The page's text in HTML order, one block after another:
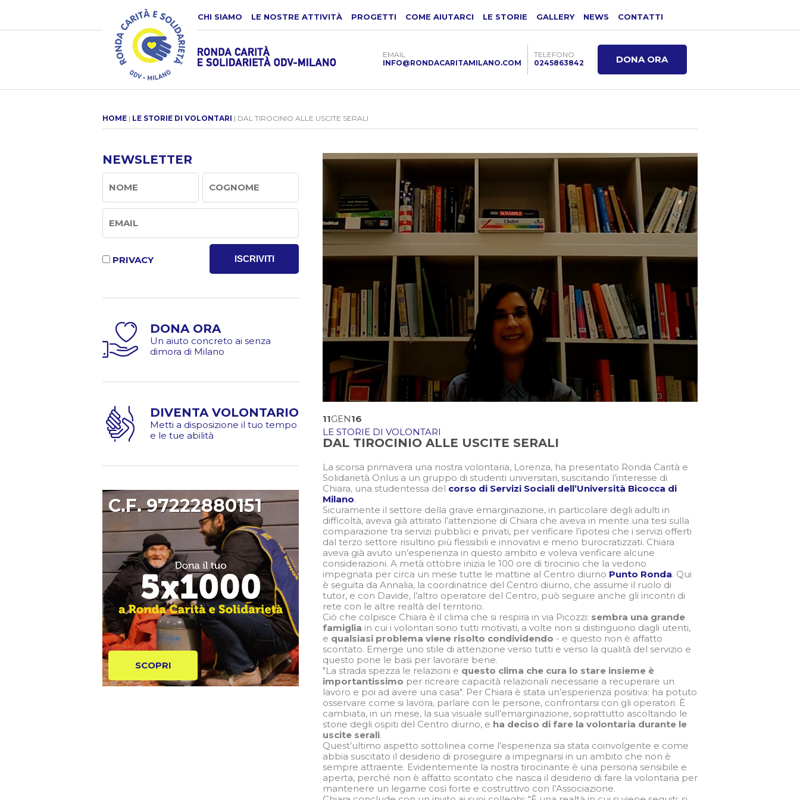
CHI SIAMO LE NOSTRE ATTIVITÀ PROGETTI COME AIUTARCI LE STORIE GALLERY NEWS CONTATTI
EMAIL
INFO@RONDACARITAMILANO.COM
TELEFONO
0245863842
DONA ORA
HOME | LE STORIE DI VOLONTARI | DAL TIROCINIO ALLE USCITE SERALI
NEWSLETTER
PRIVACY ISCRIVITI
DONA ORA
Un aiuto concreto ai senza
dimora di Milano
DIVENTA VOLONTARIO
Metti a disposizione il tuo tempo
e le tue abilità
C.F. 97222880151
SCOPRI
11GEN16
LE STORIE DI VOLONTARI
DAL TIROCINIO ALLE USCITE SERALI
La scorsa primavera una nostra volontaria, Lorenza, ha presentato Ronda Carità e
Solidarietà Onlus a un gruppo di studenti universitari, suscitando l’interesse di
Chiara, una studentessa del corso di Servizi Sociali dell’Università Bicocca di
Milano.
Sicuramente il settore della grave emarginazione, in particolare degli adulti in
difficoltà, aveva già attirato l’attenzione di Chiara che aveva in mente una tesi sulla
comparazione tra servizi pubblici e privati, per verificare l’ipotesi che i servizi offerti
dal terzo settore risultino più flessibili e innovativi e meno burocratizzati. Chiara
aveva già avuto un’esperienza in questo ambito e voleva verificare alcune
considerazioni. A metà ottobre inizia le 100 ore di tirocinio che la vedono
impegnata per circa un mese tutte le mattine al Centro diurno Punto Ronda. Qui
è seguita da Annalia, la coordinatrice del Centro diurno, che assume il ruolo di
tutor, e con Davide, l’altro operatore del Centro, può seguire anche gli incontri di
rete con le altre realtà del territorio.
Ciò che colpisce Chiara è il clima che si respira in via Picozzi: sembra una grande
famiglia in cui i volontari sono tutti motivati, a volte non si distinguono dagli utenti,
e qualsiasi problema viene risolto condividendo - e questo non è affatto
scontato. Emerge uno stile di attenzione verso tutti e verso la qualità del servizio e
questo pone le basi per lavorare bene.
"La strada spezza le relazioni e questo clima che cura lo stare insieme è
importantissimo per ricreare capacità relazionali necessarie a recuperare un
lavoro e poi ad avere una casa". Per Chiara è stata un’esperienza positiva: ha potuto
osservare come si lavora, parlare con le persone, confrontarsi con gli operatori. È
cambiata, in un mese, la sua visuale sull’emarginazione, soprattutto ascoltando le
storie degli ospiti del Centro diurno, e ha deciso di fare la volontaria durante le
uscite serali.
Quest’ultimo aspetto sottolinea come l’esperienza sia stata coinvolgente e come
abbia suscitato il desiderio di proseguire a impegnarsi in un ambito che non è
sempre attraente. Evidentemente la nostra tirocinante è una persona sensibile e
aperta, perché non è affatto scontato che nasca il desiderio di fare la volontaria per
mantenere un legame così forte e costruttivo con l’Associazione.